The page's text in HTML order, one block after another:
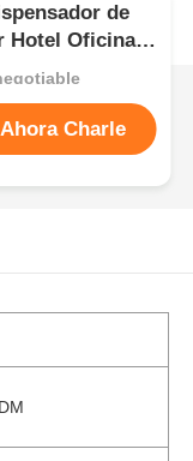
de
Hotel Oficina
Ahora Charle